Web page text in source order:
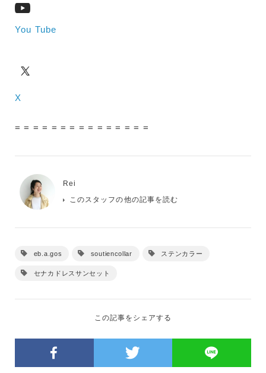
You Tube
X
= = = = = = = = = = = = = = =
Rei
このスタッフの他の記事を読む
eb.a.gos soutiencollar ステンカラー
セナカドレスサンセット
この記事をシェアする